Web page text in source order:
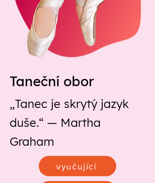
Taneční obor
„Tanec je skrytý jazyk
duše.“ — Martha
Graham
vyučující